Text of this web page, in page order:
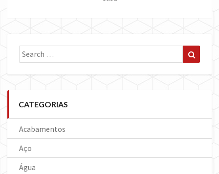
Search
for:
CATEGORIAS
Acabamentos
Aço
Água